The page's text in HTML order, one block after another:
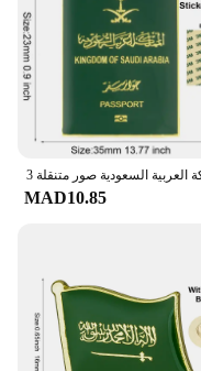
MAD10.85